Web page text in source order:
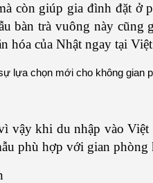
còn giúp gia đình đặt
bàn trà vuông này cũng
hóa của Nhật ngay tại
vậy khi du nhập vào
phù hợp với gian